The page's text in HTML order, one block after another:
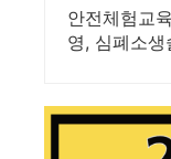
안전체험교
영, 심폐소